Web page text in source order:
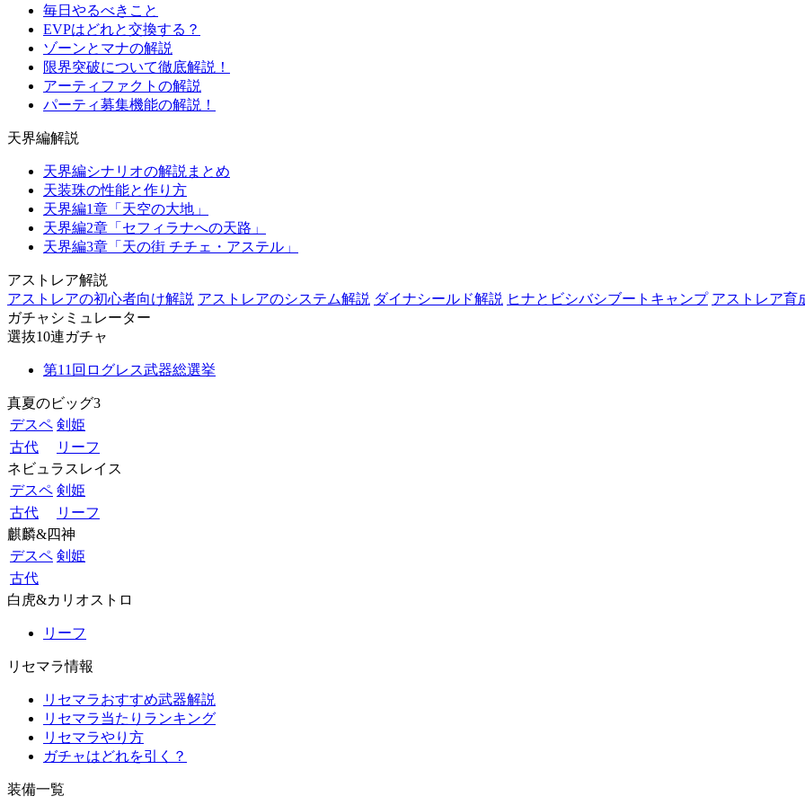
毎日やるべきこと
EVPはどれと交換する？
ゾーンとマナの解説
限界突破について徹底解説！
アーティファクトの解説
パーティ募集機能の解説！
天界編解説
天界編シナリオの解説まとめ
天装珠の性能と作り方
天界編1章「天空の大地」
天界編2章「セフィラナへの天路」
天界編3章「天の街 チチェ・アステル」
アストレア解説
アストレアの初心者向け解説 アストレアのシステム解説 ダイナシールド解説 ヒナとビシバシブートキャンプ アストレア育
ガチャシミュレーター
選抜10連ガチャ
第11回ログレス武器総選挙
真夏のビッグ3
デスペ 剣姫
古代
リーフ
ネビュラスレイス
デスペ 剣姫
古代
リーフ
麒麟&四神
デスペ 剣姫
古代
白虎&カリオストロ
リーフ
リセマラ情報
リセマラおすすめ武器解説
リセマラ当たりランキング
リセマラやり方
ガチャはどれを引く？
装備一覧